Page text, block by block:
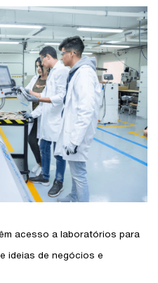
acesso a laboratórios para
ideias de negócios e